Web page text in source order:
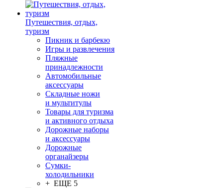
Путешествия, отдых,
туризм
Пикник и барбекю
Игры и развлечения
Пляжные
принадлежности
Автомобильные
аксессуары
Складные ножи
и мультитулы
Товары для туризма
и активного отдыха
Дорожные наборы
и аксессуары
Дорожные
органайзеры
Сумки-
холодильники
+ ЕЩЕ 5